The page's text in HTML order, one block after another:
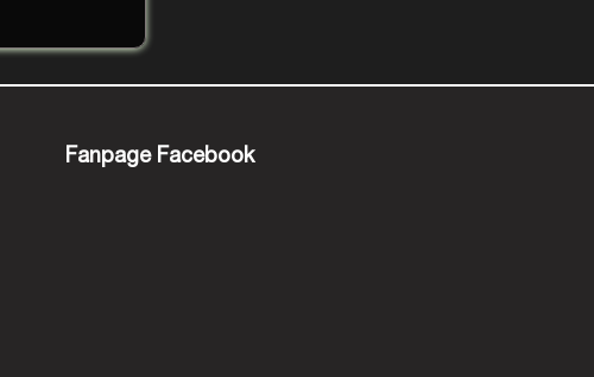
Fanpage Facebook